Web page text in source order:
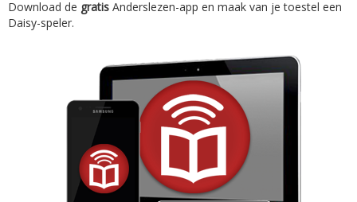
Download de gratis Anderslezen-app en maak van je toestel een
Daisy-speler.